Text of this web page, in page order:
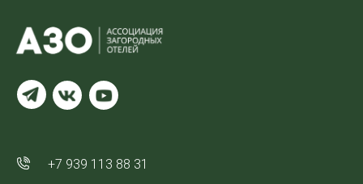
+7 939 113 88 31